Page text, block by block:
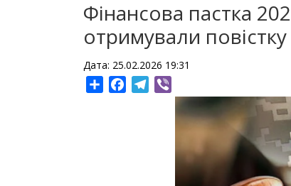
Фінансова пастка
отримували повістку
Дата: 25.02.2026 19:31
ShareFacebookTelegram